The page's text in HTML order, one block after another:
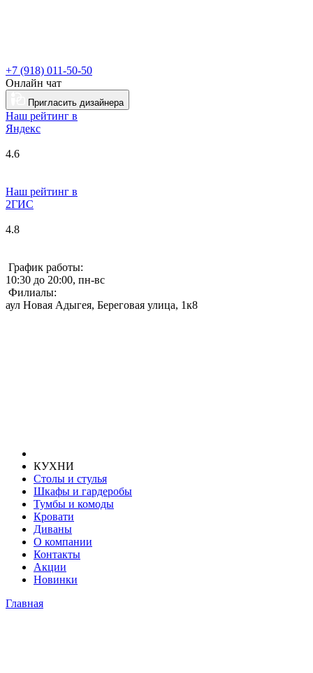
+7 (918) 011-50-50
Онлайн чат
Пригласить дизайнера
Наш рейтинг в
Яндекс
4.6
Наш рейтинг в
2ГИС
4.8
График работы:
10:30 до 20:00, пн-вс
Филиалы:
аул Новая Адыгея, Береговая улица, 1к8
КУХНИ
Столы и стулья
Шкафы и гардеробы
Тумбы и комоды
Кровати
Диваны
О компании
Контакты
Акции
Новинки
Главная